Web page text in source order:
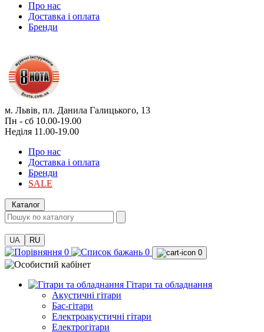
Про нас
Доставка і оплата
Бренди
м. Львів, пл. Данила Галицького, 13
Пн - сб 10.00-19.00
Неділя 11.00-19.00
Про нас
Доставка і оплата
Бренди
SALE
Каталог
UA RU
0 0 0
Гітари та обладнання
Акустичні гітари
Бас-гітари
Електроакустичні гітари
Електрогітари